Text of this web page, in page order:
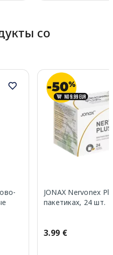
со
JONAX Nervonex
пакетиках, 24 шт.
3.99 €